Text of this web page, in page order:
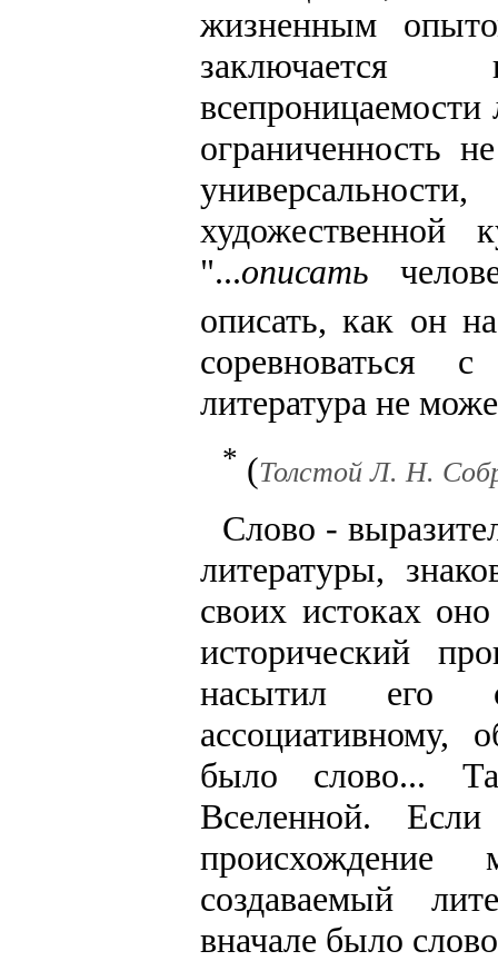
жизненным
заключается
ограниченность
"...описать
описать, как он
соревноваться
литература не
* (Толстой Л. Н.
Слово -
литературы,
своих истоках
исторический
насытил его
ассоциативному,
было слово...
Вселенной.
создаваемый
вначале было